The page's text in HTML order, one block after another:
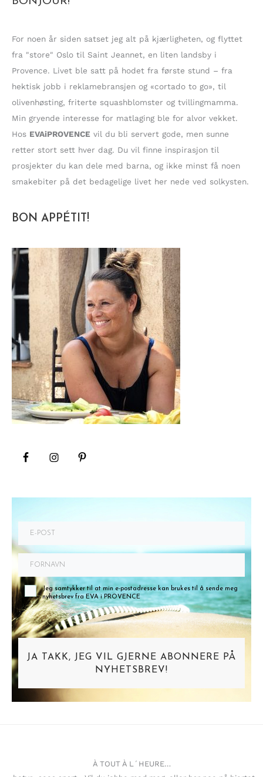
e
e
:
For noen år siden satset jeg alt på kjærligheten, og flyttet
fra "store" Oslo til Saint Jeannet, en liten landsby i
Provence. Livet ble satt på hodet fra første stund – fra
hektisk jobb i reklamebransjen og «cortado to go», til
olivenhøsting, friterte squashblomster og tvillingmamma.
Min gryende interesse for matlaging ble for alvor vekket.
Hos EVAiPROVENCE vil du bli servert gode, men sunne
retter stort sett hver dag. Du vil finne inspirasjon til
prosjekter du kan dele med barna, og ikke minst få noen
smakebiter på det bedagelige livet her nede ved solkysten.
BON APPÉTIT!
Jeg samtykker til at min e-postadresse kan brukes til å sende meg
nyhetsbrev fra EVA i PROVENCE
JA TAKK, JEG VIL GJERNE ABONNERE PÅ
NYHETSBREV!
À TOUT À L´HEURE…